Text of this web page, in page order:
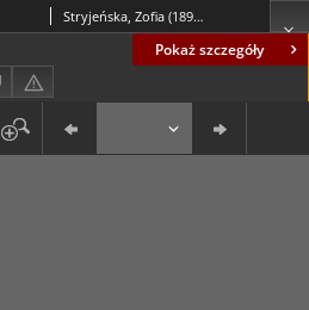
Pokaż szczegóły
Stryjeńska, Zofia (1894-1976)